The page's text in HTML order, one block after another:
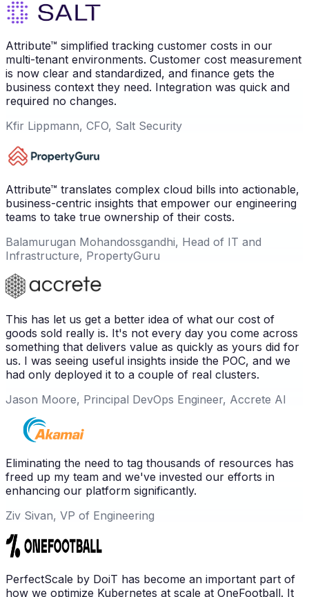
Attribute™ simplified tracking customer costs in our
multi-tenant environments. Customer cost measurement
is now clear and standardized, and finance gets the
business context they need. Integration was quick and
required no changes.
Kfir Lippmann, CFO, Salt Security
Attribute™ translates complex cloud bills into actionable,
business-centric insights that empower our engineering
teams to take true ownership of their costs.
Balamurugan Mohandossgandhi, Head of IT and
Infrastructure, PropertyGuru
This has let us get a better idea of what our cost of
goods sold really is. It's not every day you come across
something that delivers value as quickly as yours did for
us. I was seeing useful insights inside the POC, and we
had only deployed it to a couple of real clusters.
Jason Moore, Principal DevOps Engineer, Accrete AI
Eliminating the need to tag thousands of resources has
freed up my team and we've invested our efforts in
enhancing our platform significantly.
Ziv Sivan, VP of Engineering
PerfectScale by DoiT has become an important part of
how we optimize Kubernetes at scale at OneFootball. It